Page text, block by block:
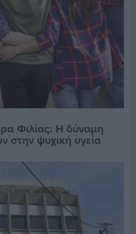
Φιλίας: Η δύναμη
στην ψυχική υγεία